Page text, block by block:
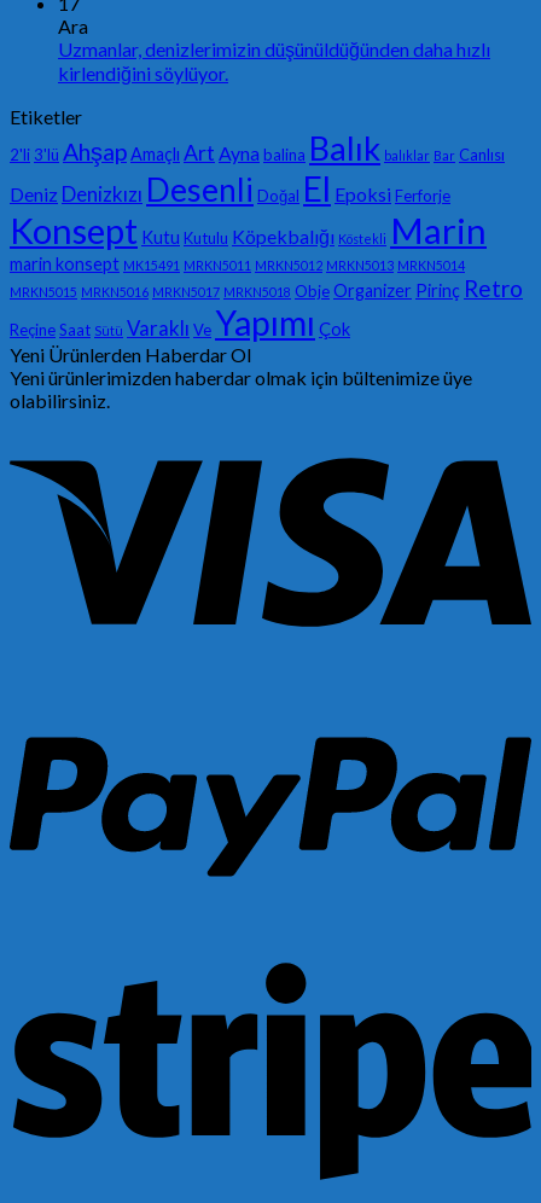
Ara
Uzmanlar, denizlerimizin düşünüldüğünden daha hızlı
kirlendiğini söylüyor.
Etiketler
2'li 3'lü AhşapAmaçlı Art Ayna balina Balık balıklar Bar Canlısı
Deniz Denizkızı Desenli Doğal El Epoksi Ferforje
Konsept Kutu Kutulu Köpekbalığı Köstekli Marin
marin konsept MK15491 MRKN5011 MRKN5012 MRKN5013 MRKN5014
MRKN5015 MRKN5016 MRKN5017 MRKN5018 ObjeOrganizer Pirinç Retro
ReçineSaat Sütü Varaklı Ve Yapımı Çok
Yeni Ürünlerden Haberdar Ol
Yeni ürünlerimizden haberdar olmak için bültenimize üye
olabilirsiniz.